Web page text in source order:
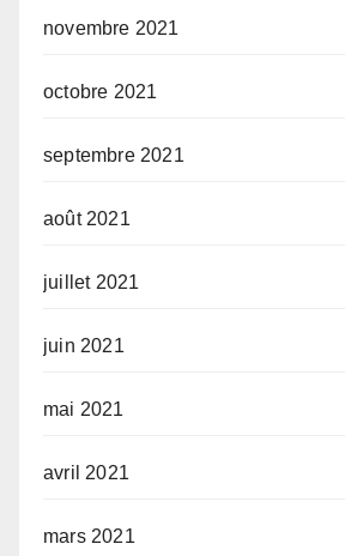
novembre 2021
octobre 2021
septembre 2021
août 2021
juillet 2021
juin 2021
mai 2021
avril 2021
mars 2021